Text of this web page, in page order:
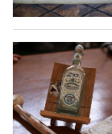
Tequila